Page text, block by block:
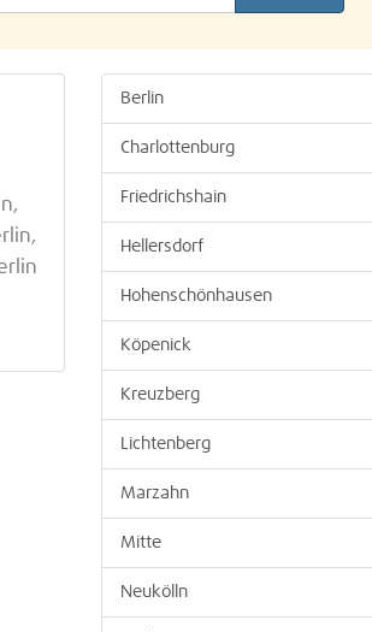
Berlin
Charlottenburg
Friedrichshain
Hellersdorf
Hohenschönhausen
Köpenick
Kreuzberg
Lichtenberg
Marzahn
Mitte
Neukölln